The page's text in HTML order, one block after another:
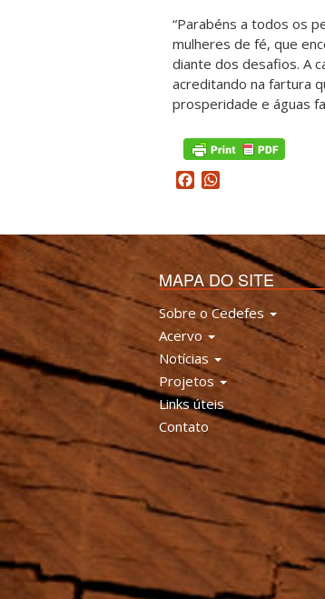
“Parabéns a todos os
mulheres de fé, que
diante dos desafios. A
acreditando na fartura
prosperidade e águas
Facebook
MAPA DO SITE
Sobre o Cedefes
Acervo
Notícias
Projetos
Links úteis
Contato